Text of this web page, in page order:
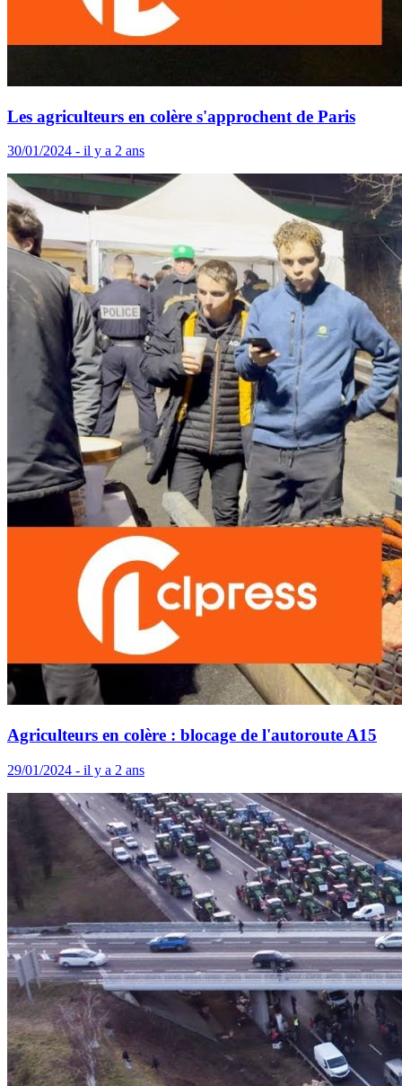
Les agriculteurs en colère s'approchent de Paris
30/01/2024 - il y a 2 ans
Agriculteurs en colère : blocage de l'autoroute A15
29/01/2024 - il y a 2 ans